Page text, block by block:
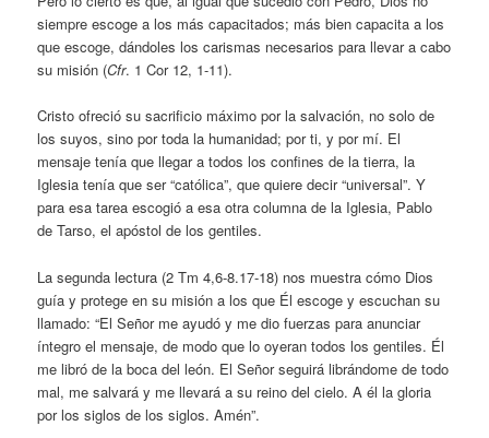
siempre escoge a los más capacitados; más bien capacita a los
que escoge, dándoles los carismas necesarios para llevar a cabo
su misión (Cfr. 1 Cor 12, 1-11).
Cristo ofreció su sacrificio máximo por la salvación, no solo de
los suyos, sino por toda la humanidad; por ti, y por mí. El
mensaje tenía que llegar a todos los confines de la tierra, la
Iglesia tenía que ser “católica”, que quiere decir “universal”. Y
para esa tarea escogió a esa otra columna de la Iglesia, Pablo
de Tarso, el apóstol de los gentiles.
La segunda lectura (2 Tm 4,6-8.17-18) nos muestra cómo Dios
guía y protege en su misión a los que Él escoge y escuchan su
llamado: “El Señor me ayudó y me dio fuerzas para anunciar
íntegro el mensaje, de modo que lo oyeran todos los gentiles. Él
me libró de la boca del león. El Señor seguirá librándome de todo
mal, me salvará y me llevará a su reino del cielo. A él la gloria
por los siglos de los siglos. Amén”.